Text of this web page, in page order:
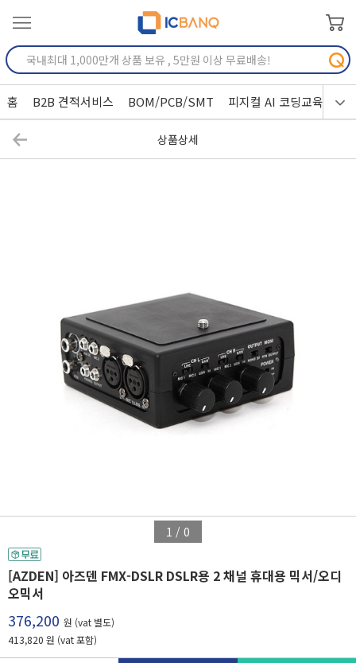
홈 B2B 견적서비스 BOM/PCB/SMT 피지컬 AI 코딩교육
상품상세
1 / 0
[AZDEN] 아즈덴 FMX-DSLR DSLR용 2 채널 휴대용 믹서/오디
오믹서
376,200 원 (vat 별도)
413,820 원 (vat 포함)